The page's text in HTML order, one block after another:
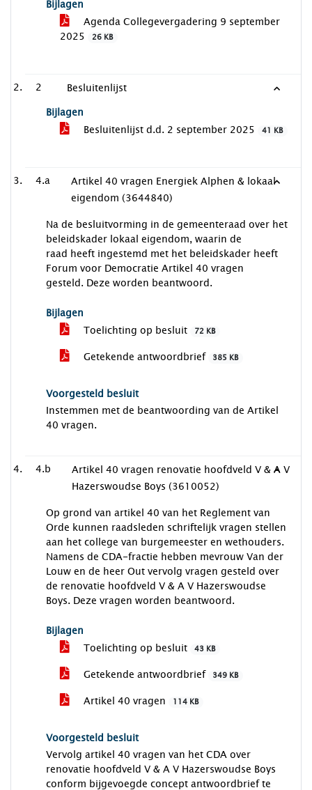
Bijlagen
Agenda Collegevergadering 9 september
2025
26 KB
2
Besluitenlijst
Bijlagen
Besluitenlijst d.d. 2 september 2025
41 KB
4.a
Artikel 40 vragen Energiek Alphen & lokaal
eigendom (3644840)
Na de besluitvorming in de gemeenteraad over het
beleidskader lokaal eigendom, waarin de
raad heeft ingestemd met het beleidskader heeft
Forum voor Democratie Artikel 40 vragen
gesteld. Deze worden beantwoord.
Bijlagen
Toelichting op besluit
72 KB
Getekende antwoordbrief 385 KB
Voorgesteld besluit
Instemmen met de beantwoording van de Artikel
40 vragen.
4.b
Artikel 40 vragen renovatie hoofdveld V & A V
Hazerswoudse Boys (3610052)
Op grond van artikel 40 van het Reglement van
Orde kunnen raadsleden schriftelijk vragen stellen
aan het college van burgemeester en wethouders.
Namens de CDA-fractie hebben mevrouw Van der
Louw en de heer Out vervolg vragen gesteld over
de renovatie hoofdveld V & A V Hazerswoudse
Boys. Deze vragen worden beantwoord.
Bijlagen
Toelichting op besluit
43 KB
Getekende antwoordbrief 349 KB
Artikel 40 vragen 114 KB
Voorgesteld besluit
Vervolg artikel 40 vragen van het CDA over
renovatie hoofdveld V & A V Hazerswoudse Boys
conform bijgevoegde concept antwoordbrief te